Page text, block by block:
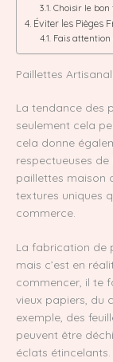
Choisir le bon
Éviter les Pièges
Fais attention
Paillettes
La tendance des
seulement cela
cela donne
respectueuses de
paillettes maison
textures uniques
commerce.
La fabrication de
mais c’est en
commencer, il te
vieux papiers, du
exemple, des
peuvent être
éclats